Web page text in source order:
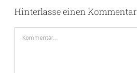
Hinterlasse einen Kommentar